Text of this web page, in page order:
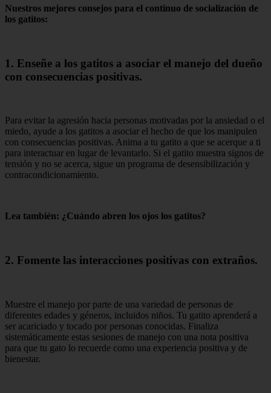
Nuestros mejores consejos para el continuo de socialización de
los gatitos:
1. Enseñe a los gatitos a asociar el manejo del dueño
con consecuencias positivas.
Para evitar la agresión hacia personas motivadas por la ansiedad o el
miedo, ayude a los gatitos a asociar el hecho de que los manipulen
con consecuencias positivas. Anima a tu gatito a que se acerque a ti
para interactuar en lugar de levantarlo. Si el gatito muestra signos de
tensión y no se acerca, sigue un programa de desensibilización y
contracondicionamiento.
Lea también: ¿Cuándo abren los ojos los gatitos?
2. Fomente las interacciones positivas con extraños.
Muestre el manejo por parte de una variedad de personas de
diferentes edades y géneros, incluidos niños. Tu gatito aprenderá a
ser acariciado y tocado por personas conocidas. Finaliza
sistemáticamente estas sesiones de manejo con una nota positiva
para que tu gato lo recuerde como una experiencia positiva y de
bienestar.